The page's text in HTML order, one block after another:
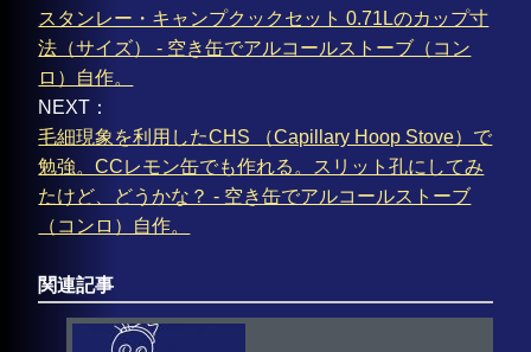
スタンレー・キャンプクックセット 0.71Lのカップ寸
法（サイズ） - 空き缶でアルコールストーブ（コン
ロ）自作。
NEXT：
毛細現象を利用したCHS （Capillary Hoop Stove）で
勉強。CCレモン缶でも作れる。スリット孔にしてみ
たけど、どうかな？ - 空き缶でアルコールストーブ
（コンロ）自作。
関連記事